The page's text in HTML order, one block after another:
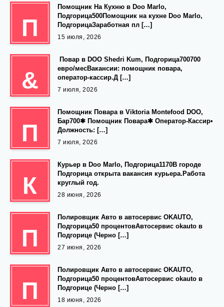
П
Помощник На Кухню в Doo Marlo,
Подгорица500Помощник на кухне Doo Marlo,
ПодгорицаЗаработная пл […]
15 июля, 2026
&
‍ Повар в DOO Shedri Kum, Подгорица700700
евро/месВакансии: помощник повара,
оператор-кассир.Д […]
7 июля, 2026
П
Помощник Повара в Viktoria Montefood DOO,
Бар700✱ Помощник Повара✱ Оператор-Кассир•
Должность: […]
7 июля, 2026
К
Курьер в Doo Marlo, Подгорица1170В городе
Подгорица открыта вакансия курьера.Работа
круглый год.
28 июня, 2026
П
Полировщик Авто в автосервис OKAUTO,
Подгорица50 процентовАвтосервис okauto в
Подгорице (Черно […]
27 июня, 2026
П
Полировщик Авто в автосервис OKAUTO,
Подгорица50 процентовАвтосервис okauto в
Подгорице (Черно […]
18 июня, 2026